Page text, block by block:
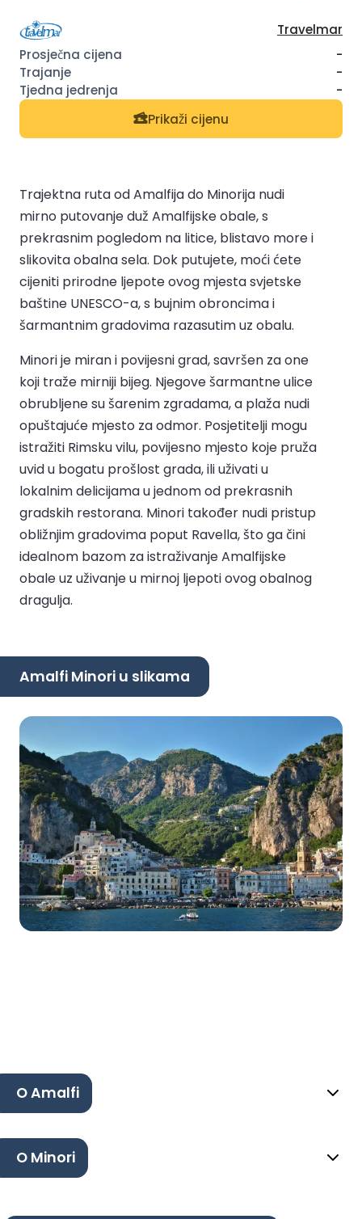
Travelmar
-
-
-
Prikaži cijenu
Trajektna ruta od Amalfija do Minorija nudi
mirno putovanje duž Amalfijske obale, s
prekrasnim pogledom na litice, blistavo more i
slikovita obalna sela. Dok putujete, moći ćete
cijeniti prirodne ljepote ovog mjesta svjetske
baštine UNESCO-a, s bujnim obroncima i
šarmantnim gradovima razasutim uz obalu.
Minori je miran i povijesni grad, savršen za one
koji traže mirniji bijeg. Njegove šarmantne ulice
obrubljene su šarenim zgradama, a plaža nudi
opuštajuće mjesto za odmor. Posjetitelji mogu
istražiti Rimsku vilu, povijesno mjesto koje pruža
uvid u bogatu prošlost grada, ili uživati u
lokalnim delicijama u jednom od prekrasnih
gradskih restorana. Minori također nudi pristup
obližnjim gradovima poput Ravella, što ga čini
idealnom bazom za istraživanje Amalfijske
obale uz uživanje u mirnoj ljepoti ovog obalnog
dragulja.
Amalfi Minori u slikama
O Amalfi
O Minori